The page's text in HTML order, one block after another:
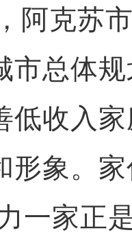
克苏市
市总体
低收入
形象。
一家正